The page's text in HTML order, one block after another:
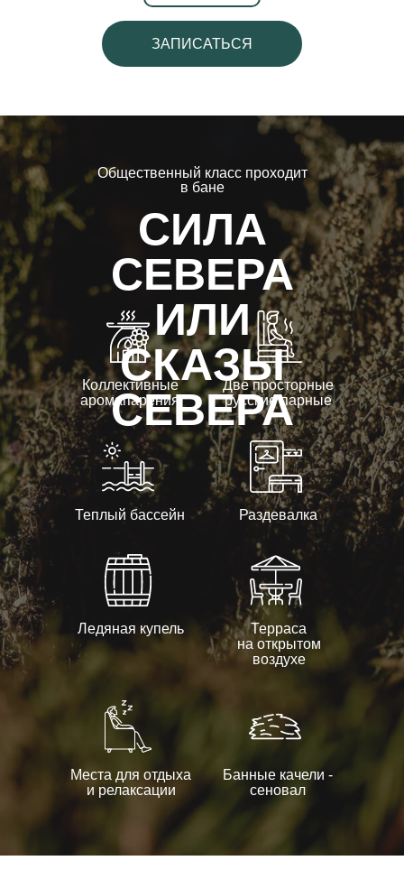
ЗАПИСАТЬСЯ
СИЛА
СЕВЕРА
ИЛИ
СКАЗЫ
СЕВЕРА
Коллективные
аромапарения
Две просторные
русские парные
Места для отдыха
и релаксации
Теплый бассейн Раздевалка
Ледяная купель
Терраса
на открытом
воздухе
Банные качели -
сеновал
Общественный класс проходит
в бане